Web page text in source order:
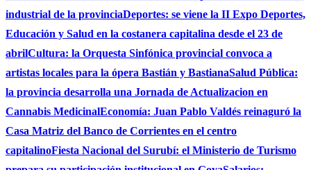
industrial de la provinciaDeportes: se viene la II Expo Deportes,
Educación y Salud en la costanera capitalina desde el 23 de
abrilCultura: la Orquesta Sinfónica provincial convoca a
artistas locales para la ópera Bastián y BastianaSalud Pública:
la provincia desarrolla una Jornada de Actualizacion en
Cannabis MedicinalEconomía: Juan Pablo Valdés reinaguró la
Casa Matriz del Banco de Corrientes en el centro
capitalinoFiesta Nacional del Surubí: el Ministerio de Turismo